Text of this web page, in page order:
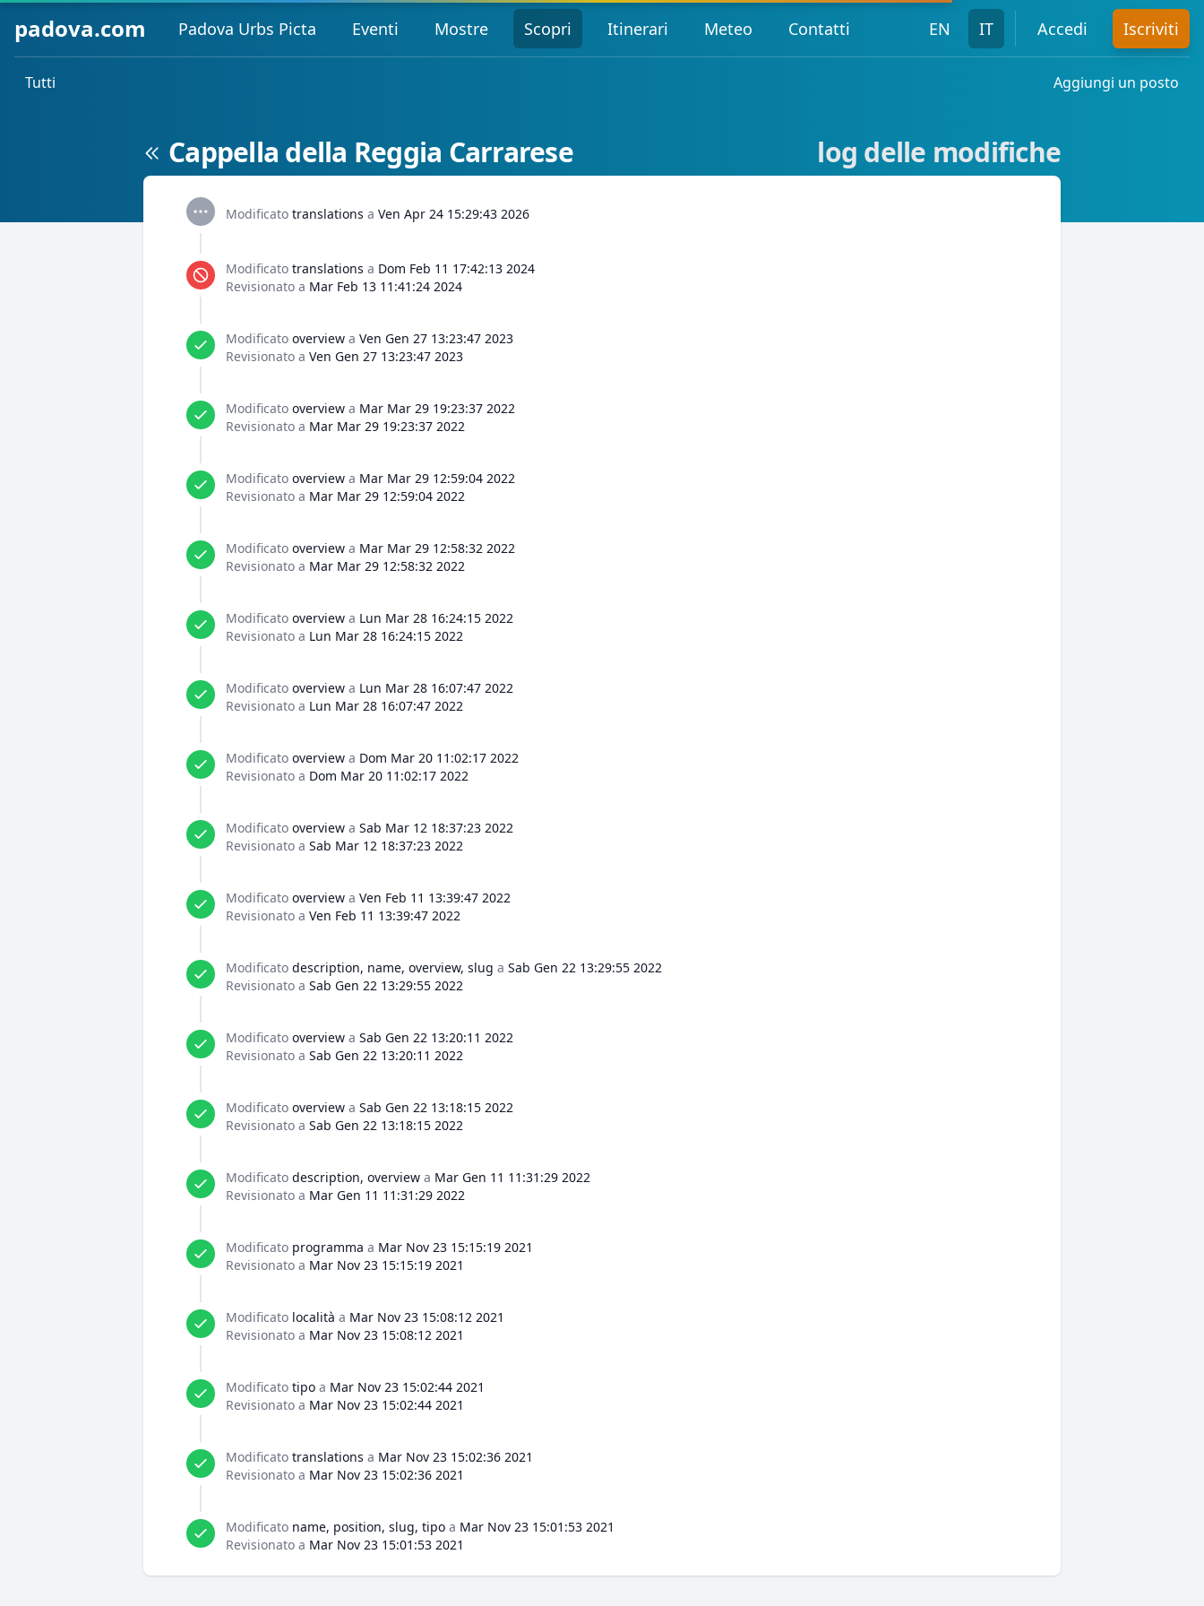
padova.com Padova Urbs Picta Eventi Mostre Scopri Itinerari Meteo Contatti EN IT Accedi Iscriviti
Tutti Aggiungi un posto
Cappella della Reggia Carrarese log delle modifiche
Modificato translations a Ven Apr 24 15:29:43 2026
Modificato translations a Dom Feb 11 17:42:13 2024
Revisionato a Mar Feb 13 11:41:24 2024
Modificato overview a Ven Gen 27 13:23:47 2023
Revisionato a Ven Gen 27 13:23:47 2023
Modificato overview a Mar Mar 29 19:23:37 2022
Revisionato a Mar Mar 29 19:23:37 2022
Modificato overview a Mar Mar 29 12:59:04 2022
Revisionato a Mar Mar 29 12:59:04 2022
Modificato overview a Mar Mar 29 12:58:32 2022
Revisionato a Mar Mar 29 12:58:32 2022
Modificato overview a Lun Mar 28 16:24:15 2022
Revisionato a Lun Mar 28 16:24:15 2022
Modificato overview a Lun Mar 28 16:07:47 2022
Revisionato a Lun Mar 28 16:07:47 2022
Modificato overview a Dom Mar 20 11:02:17 2022
Revisionato a Dom Mar 20 11:02:17 2022
Modificato overview a Sab Mar 12 18:37:23 2022
Revisionato a Sab Mar 12 18:37:23 2022
Modificato overview a Ven Feb 11 13:39:47 2022
Revisionato a Ven Feb 11 13:39:47 2022
Modificato description, name, overview, slug a Sab Gen 22 13:29:55 2022
Revisionato a Sab Gen 22 13:29:55 2022
Modificato overview a Sab Gen 22 13:20:11 2022
Revisionato a Sab Gen 22 13:20:11 2022
Modificato overview a Sab Gen 22 13:18:15 2022
Revisionato a Sab Gen 22 13:18:15 2022
Modificato description, overview a Mar Gen 11 11:31:29 2022
Revisionato a Mar Gen 11 11:31:29 2022
Modificato programma a Mar Nov 23 15:15:19 2021
Revisionato a Mar Nov 23 15:15:19 2021
Modificato località a Mar Nov 23 15:08:12 2021
Revisionato a Mar Nov 23 15:08:12 2021
Modificato tipo a Mar Nov 23 15:02:44 2021
Revisionato a Mar Nov 23 15:02:44 2021
Modificato translations a Mar Nov 23 15:02:36 2021
Revisionato a Mar Nov 23 15:02:36 2021
Modificato name, position, slug, tipo a Mar Nov 23 15:01:53 2021
Revisionato a Mar Nov 23 15:01:53 2021